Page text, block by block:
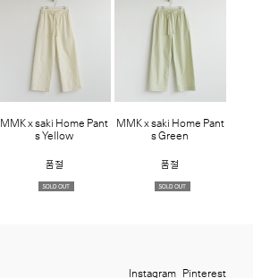
MMK x saki Home Pant
s Yellow
품절
MMK x saki Home Pant
s Green
품절
Instagram Pinterest